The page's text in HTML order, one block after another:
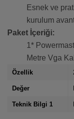
Esnek ve
kurulum
Paket İçeriği:
1*
Metre Vga
Özellik
Değer
Teknik Bilgi 1